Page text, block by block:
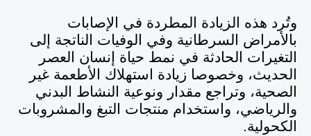
وتُرد هذه الزيادة المطردة في الإصابات
بالأمراض السرطانية وفي الوفيات الناتجة إلى
التغيرات الحادثة في نمط حياة إنسان العصر
الحديث، وخصوصا زيادة استهلاك الأطعمة غير
الصحية، وتراجع مقدار ونوعية النشاط البدني
والرياضي، واستخدام منتجات التبغ والمشروبات
الكحولية.